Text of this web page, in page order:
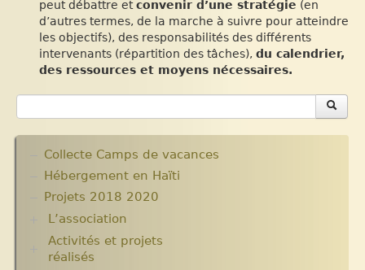
peut débattre etconvenir d’une stratégie (en
d’autres termes, de la marche à suivre pour atteindre
les objectifs), des responsabilités des différents
intervenants (répartition des tâches), du calendrier,
des ressources et moyens nécessaires.
Collecte Camps de vacances
Hébergement en Haïti
Projets 2018 2020
L’association
Assemblées Générales
Nos partenaires.
Activités et projets
réalisés